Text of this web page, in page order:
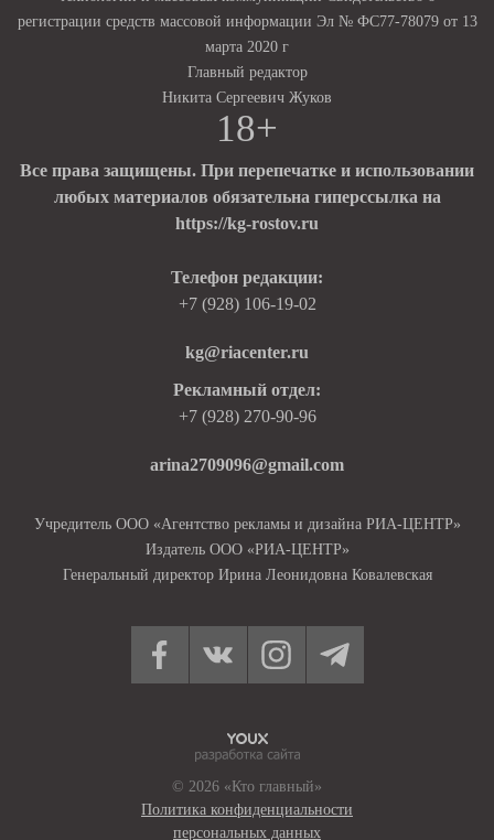
регистрации средств массовой информации Эл № ФС77-78079 от 13
марта 2020 г
Главный редактор
Никита Сергеевич Жуков
18+
Все права защищены. При перепечатке и использовании
любых материалов обязательна гиперссылка на
https://kg-rostov.ru
Телефон редакции:
+7 (928) 106-19-02
kg@riacenter.ru
Рекламный отдел:
+7 (928) 270-90-96
arina2709096@gmail.com
Учредитель ООО «Агентство рекламы и дизайна РИА-ЦЕНТР»
Издатель ООО «РИА-ЦЕНТР»
Генеральный директор Ирина Леонидовна Ковалевская
© 2026 «Кто главный»
Политика конфиденциальности
персональных данных